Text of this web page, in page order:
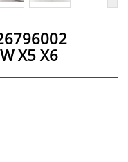
X5 X6